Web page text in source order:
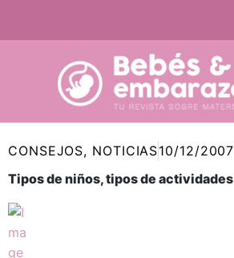
CONSEJOS, NOTICIAS10/12/2007
Tipos de niños, tipos de actividades